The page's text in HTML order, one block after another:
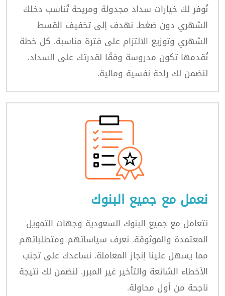
نُوفر لك خيارات سداد مجدولة ومريحة تُناسب دخلك
الشهري دون ضغط. نهدف إلى تخفيف القسط
الشهري وتوزيع الالتزام على فترة مناسبة. كل خطة
نُقدمها تكون مدروسة وفقًا لقدرتك على السداد.
لنضمن لك راحة نفسية ومالية.
نعمل مع جميع البنوك
نتعامل مع جميع البنوك السعودية وجهات التمويل
المعتمدة والموثوقة. نعرف سياساتهم ومتطلباتهم
مما يسهل علينا إنجاز المعاملة. نساعدك على تجنب
الأخطاء الشائعة والتأخير غير المبرر. لنضمن لك نتيجة
ناجحة من أول محاولة.